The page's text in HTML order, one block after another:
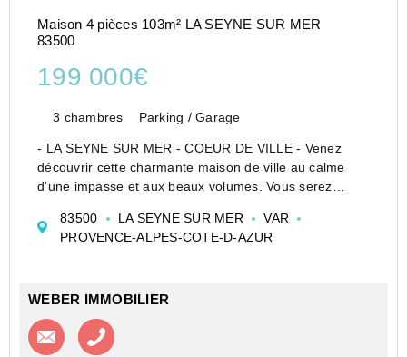
Maison 4 pièces 103m² LA SEYNE SUR MER
83500
199 000€
3 chambres Parking / Garage
- LA SEYNE SUR MER - COEUR DE VILLE - Venez
découvrir cette charmante maison de ville au calme
d'une impasse et aux beaux volumes. Vous serez
d'aménagement. En RDC, un grand garage de 38 m2
avec point d'eau...
83500 LA SEYNE SUR MER
VAR
PROVENCE-ALPES-COTE-D-AZUR
WEBER IMMOBILIER
Contacter l'agence